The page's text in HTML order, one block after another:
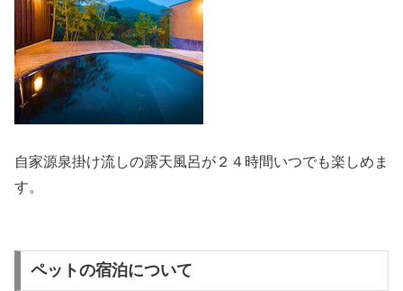
自家源泉掛け流しの露天風呂が２４時間いつでも楽しめま
す。
ペットの宿泊について